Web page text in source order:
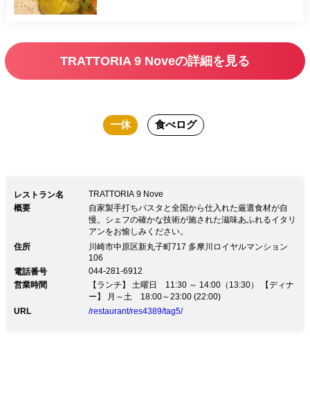
TRATTORIA 9 Noveの詳細を見る
一休 食べログ
レストラン名
TRATTORIA 9 Nove
概要
自家製手打ちパスタと全国から仕入れた厳選食材が自
慢。シェフの確かな技術が施された滋味あふれるイタリ
アンをお愉しみください。
住所
川崎市中原区新丸子町717 多摩川ロイヤルマンション
106
電話番号
044-281-6912
営業時間
【ランチ】 土曜日 11:30 ～ 14:00（13:30） 【ディナ
ー】 月～土 18:00～23:00 (22:00)
URL
/restaurant/res4389/tag5/